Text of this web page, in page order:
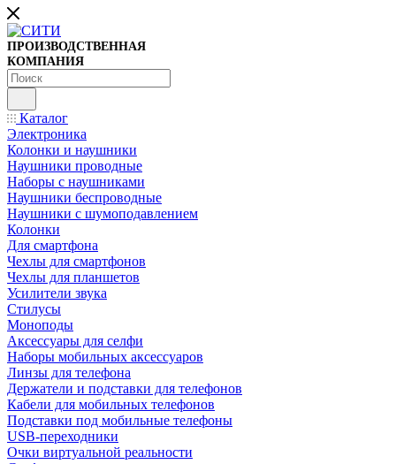
ПРОИЗВОДСТВЕННАЯ
КОМПАНИЯ
Каталог
Электроника
Колонки и наушники
Наушники проводные
Наборы с наушниками
Наушники беспроводные
Наушники с шумоподавлением
Колонки
Для смартфона
Чехлы для смартфонов
Чехлы для планшетов
Усилители звука
Стилусы
Моноподы
Аксессуары для селфи
Наборы мобильных аксессуаров
Линзы для телефона
Держатели и подставки для телефонов
Кабели для мобильных телефонов
Подставки под мобильные телефоны
USB-переходники
Очки виртуальной реальности